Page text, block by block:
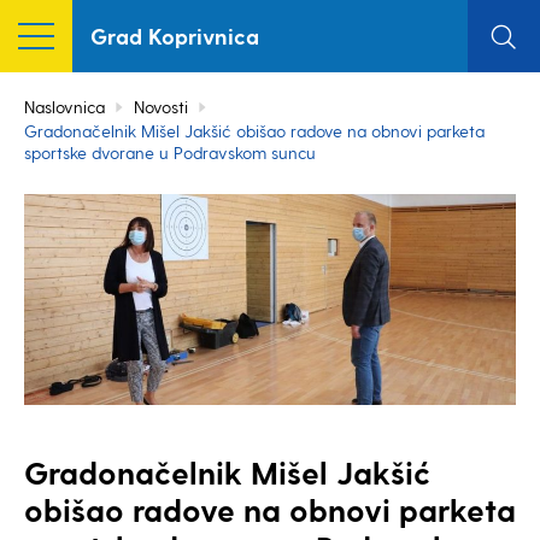
Grad Koprivnica
Naslovnica
Novosti
Gradonačelnik Mišel Jakšić obišao radove na obnovi parketa
sportske dvorane u Podravskom suncu
Gradonačelnik Mišel Jakšić
obišao radove na obnovi parketa